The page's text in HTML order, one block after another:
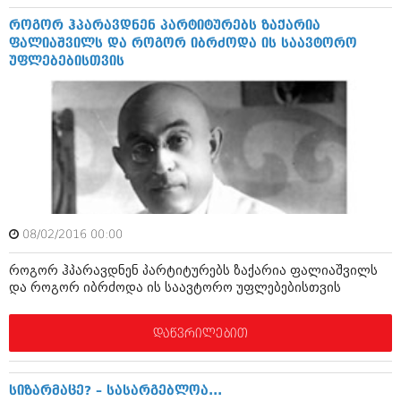
ნოემბერი 2017 (212)
ოქტომბერი 2017 (231)
სექტემბერი 2017 (261)
ივლისი 2017 (233)
ივნისი 2017 (265)
მაისი 2017 (216)
აპრილი 2017 (220)
მარტი 2017 (212)
თებერვალი 2017 (205)
იანვარი 2017 (246)
დეკემბერი 2016 (207)
ნოემბერი 2016 (207)
ოქტომბერი 2016 (257)
სექტემბერი 2016 (224)
აგვისტო 2016 (258)
მაისი 2016 (261)
აპრილი 2016 (215)
მარტი 2016 (200)
თებერვალი 2016 (250)
როგორ ჰპარავდნენ პარტიტურებს ზაქარია
ფალიაშვილს და როგორ იბრძოდა ის საავტორო
უფლებებისთვის
08/02/2016 00:00
როგორ ჰპარავდნენ პარტიტურებს ზაქარია ფალიაშვილს
და როგორ იბრძოდა ის საავტორო უფლებებისთვის
დაწვრილებით
სიზარმაცე? – სასარგებლოა...